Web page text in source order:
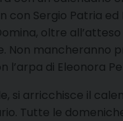
Sergio Patria
oltre
Non mancheranno
di Eleonora
si arricchisce il
Tutte le